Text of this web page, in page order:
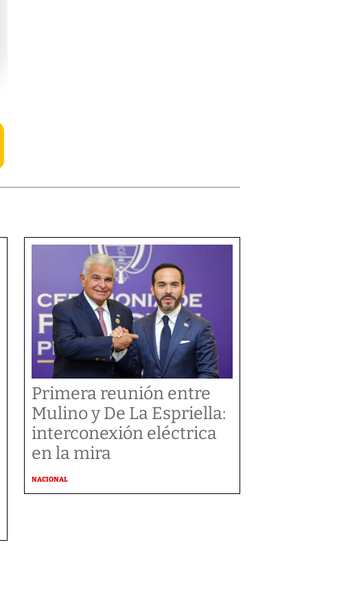
Primera reunión entre
Mulino y De La Espriella:
interconexión eléctrica
en la mira
NACIONAL